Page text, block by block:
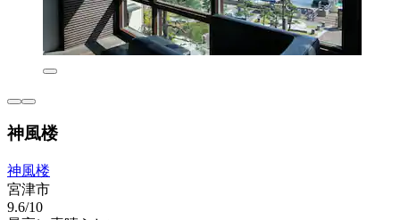
神風楼
神風楼
宮津市
9.6/10